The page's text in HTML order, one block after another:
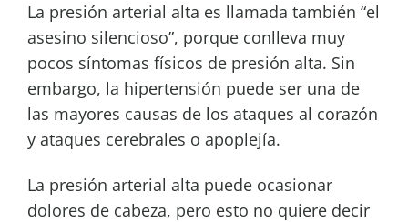
La presión arterial alta es llamada también “el
asesino silencioso”, porque conlleva muy
pocos síntomas físicos de presión alta. Sin
embargo, la hipertensión puede ser una de
las mayores causas de los ataques al corazón
y ataques cerebrales o apoplejía.
La presión arterial alta puede ocasionar
dolores de cabeza, pero esto no quiere decir